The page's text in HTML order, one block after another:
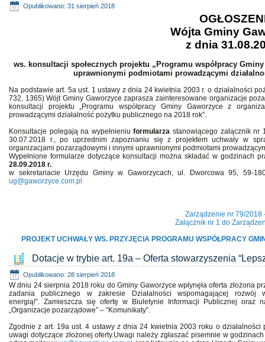
Opublikowano: 31 sierpień 2018
Wójta Gminy
z dnia
ws. konsultacji społecznych projektu „Programu współpracy
uprawnionymi podmiotami prowadzącymi
Na podstawie art. 5a ust. 1 ustawy z dnia 24 kwietnia 2003 r. o działalności
732, 1365) Wójt Gminy Gaworzyce zaprasza zainteresowane organizacje
konsultacji projektu „Programu współpracy Gminy Gaworzyce z
prowadzącymi działalność pożytku publicznego na 2018 rok”.
Konsultacje polegają na wypełnieniuformularza stanowiącego załącznik
30.07.2018 r., po uprzednim zapoznaniu się z projektem uchwały w
organizacjami pozarządowymi i innymi uprawnionymi podmiotami
Wypełnione formularze dotyczące konsultacji można składać w godzinach
28.09.2018 r.
w sekretariacie Urzędu Gminy w Gaworzycach, ul. Dworcowa 95, 59-
ug@gaworzyce.com.pl
Zarządzenie nr 79/2018
Załącznik nr 1 do
PROJEKT UCHWAŁY WS. PRZYJĘCIA PROGRAMU WSPÓŁPRACY
Dotacje w trybie art. 19a – Oferta stowarzyszenia
Opublikowano: 28 sierpień 2018
W dniu 24 sierpnia 2018 roku do Gminy Gaworzyce wpłynęła oferta złożona
zadania publicznego w zakresie Działalności wspomagającej
energią!”. Zamieszcza się ofertę w Biuletynie Informacji Publicznej oraz
„Organizacje pozarządowe” – “Komunikaty”.
Zgodnie z art. 19a ust. 4 ustawy z dnia 24 kwietnia 2003 roku o
uwagi dotyczące złożonej oferty.Uwagi należy zgłaszać pisemnie w